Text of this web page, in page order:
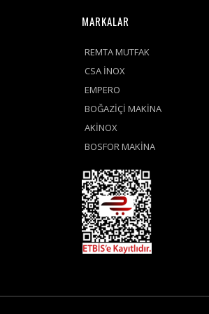
MARKALAR
REMTA MUTFAK
CSA İNOX
EMPERO
BOĞAZİÇİ MAKİNA
AKİNOX
BOSFOR MAKİNA